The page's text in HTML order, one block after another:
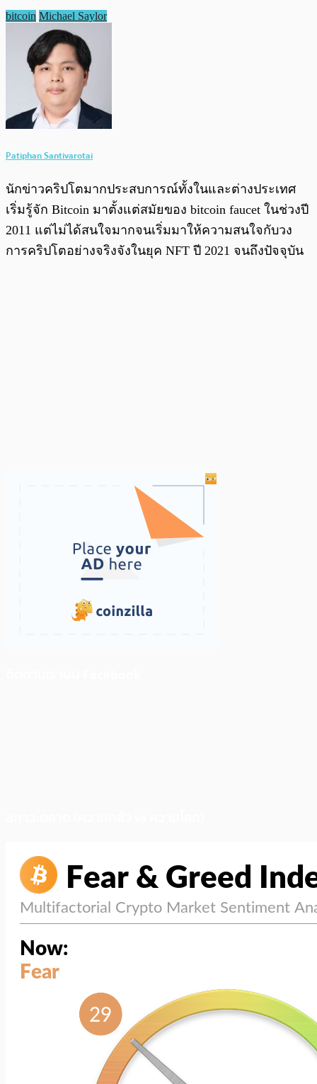
bitcoin Michael Saylor
Patiphan Santivarotai
นักข่าวคริปโตมากประสบการณ์ทั้งในและต่างประเทศ
เริ่มรู้จัก Bitcoin มาตั้งแต่สมัยของ bitcoin faucet ในช่วงปี
2011 แต่ไม่ได้สนใจมากจนเริ่มมาให้ความสนใจกับวง
การคริปโตอย่างจริงจังในยุค NFT ปี 2021 จนถึงปัจจุบัน